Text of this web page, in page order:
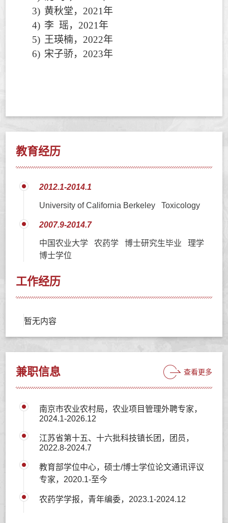
3) 黄秋堂， 2021 年
4) 李 瑶， 2021 年
5) 王瑛楠， 2022年
6) 宋子骄， 2023年
教育经历
2012.1-2014.1
University of California Berkeley Toxicology
2007.9-2014.7
中国农业大学 农药学 博士研究生毕业 理学
博士学位
工作经历
暂无内容
兼职信息 查看更多
南京市农业农村局，农业项目管理外聘专家，
2024.1-2026.12
江苏省第十五、十六批科技镇长团，团员，
2022.8-2024.7
教育部学位中心，硕士/博士学位论文通讯评议
专家，2020.1-至今
农药学学报，青年编委，2023.1-2024.12